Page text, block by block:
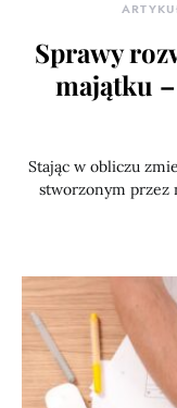
Sprawy
majątku
Stając w obliczu
stworzonym przez